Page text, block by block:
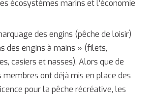
écosystèmes marins et l’économie
des engins (pêche de loisir)
des engins à mains » (filets,
casiers et nasses). Alors que de
membres ont déjà mis en place des
pour la pêche récréative, les